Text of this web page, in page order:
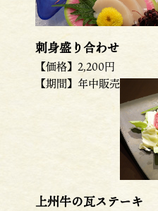
刺身盛り合わせ
【価格】2,200円
【期間】年中販売
上州牛の瓦ステーキ